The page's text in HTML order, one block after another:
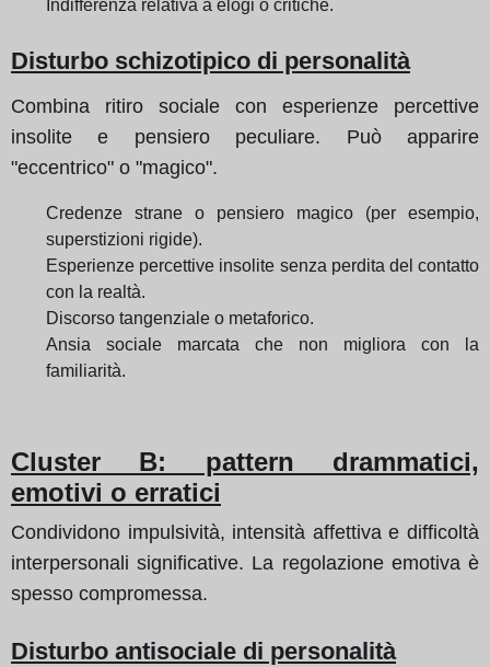
Indifferenza relativa a elogi o critiche.
Disturbo schizotipico di personalità
Combina ritiro sociale con esperienze percettive
insolite e pensiero peculiare. Può apparire
"eccentrico" o "magico".
Credenze strane o pensiero magico (per esempio,
superstizioni rigide).
Esperienze percettive insolite senza perdita del contatto
con la realtà.
Discorso tangenziale o metaforico.
Ansia sociale marcata che non migliora con la
familiarità.
Cluster B: pattern drammatici,
emotivi o erratici
Condividono impulsività, intensità affettiva e difficoltà
interpersonali significative. La regolazione emotiva è
spesso compromessa.
Disturbo antisociale di personalità